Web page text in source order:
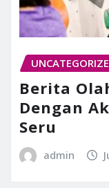
Berita
Dengan
Seru
admin